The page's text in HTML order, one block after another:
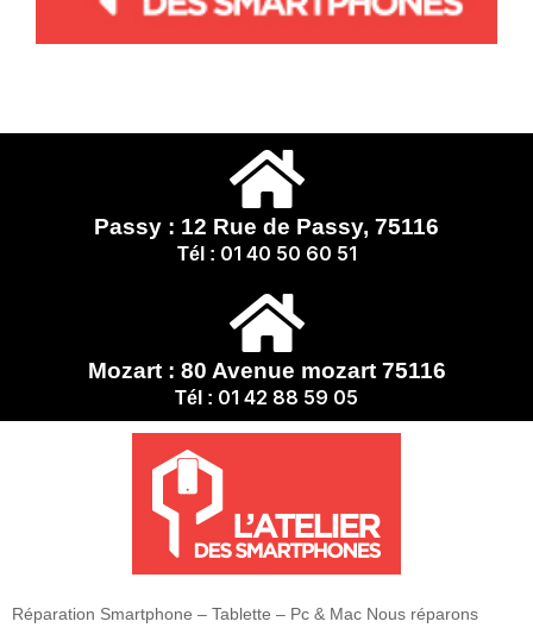
Passy : 12 Rue de Passy, 75116
Tél : 01 40 50 60 51
Mozart : 80 Avenue mozart 75116
Tél : 01 42 88 59 05
Réparation Smartphone – Tablette – Pc & Mac Nous réparons